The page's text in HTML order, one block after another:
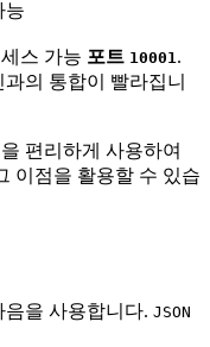
능
스 가능 포트 10001 .
의 통합이 빨라집니
편리하게 사용하여
이점을 활용할 수 있습
을 사용합니다. JSON